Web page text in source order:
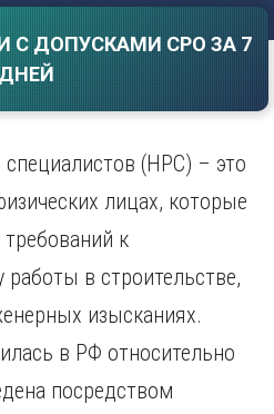
Саратов
Севастополь
Ставрополь
Т
Тамбов
Тверь
Тольятти
Томск
Тюмень
У
С ДОПУСКАМИ СРО ЗА 7
(НРС) – это
лицах, которые
к
в строительстве,
изысканиях.
в РФ относительно
посредством